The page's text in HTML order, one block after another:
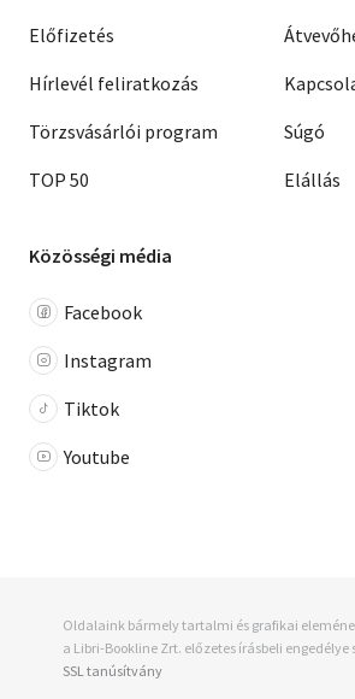
Előfizetés
Hírlevél feliratkozás
Törzsvásárlói program
TOP 50
Súgó
Elállás
Közösségi média
Facebook
Instagram
Tiktok
Youtube
Oldalaink bármely tartalmi és grafikai
a Libri-Bookline Zrt. előzetes írásbeli engedélye
SSL tanúsítvány